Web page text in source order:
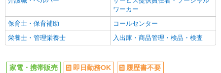
車通勤OK
バイク通勤OK
交通費支給
社会保険あり
入社祝い金あり
各種手当（家族・役職・インセン
ティブなど）あり
ワーカー
保育士・保育補助
コールセンター
栄養士・管理栄養士
入出庫・商品管理・検品・検査
家電・携帯販売 即日勤務OK
履歴書不要